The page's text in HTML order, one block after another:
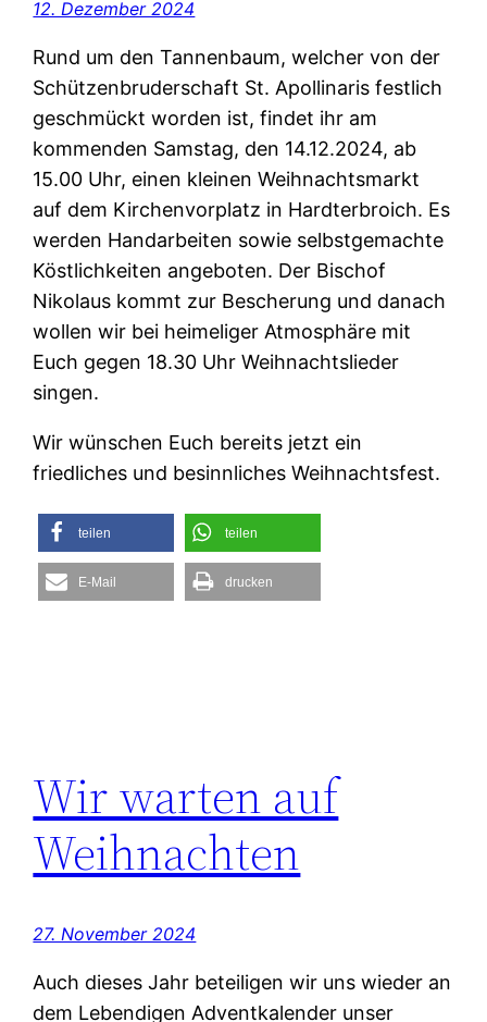
12. Dezember 2024
Rund um den Tannenbaum, welcher von der
Schützenbruderschaft St. Apollinaris festlich
geschmückt worden ist, findet ihr am
kommenden Samstag, den 14.12.2024, ab
15.00 Uhr, einen kleinen Weihnachtsmarkt
auf dem Kirchenvorplatz in Hardterbroich. Es
werden Handarbeiten sowie selbstgemachte
Köstlichkeiten angeboten. Der Bischof
Nikolaus kommt zur Bescherung und danach
wollen wir bei heimeliger Atmosphäre mit
Euch gegen 18.30 Uhr Weihnachtslieder
singen.
Wir wünschen Euch bereits jetzt ein
friedliches und besinnliches Weihnachtsfest.
teilen teilen
E-Mail drucken
Wir warten auf
Weihnachten
27. November 2024
Auch dieses Jahr beteiligen wir uns wieder an
dem Lebendigen Adventkalender unser